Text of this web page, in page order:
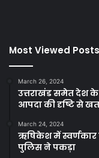
Most Viewed Posts
March 26, 2024
उत्तराखंड समेत देश के
आपदा की दृष्टि से
March 24, 2024
ऋषिकेश में
पुलिस ने पकड़ा